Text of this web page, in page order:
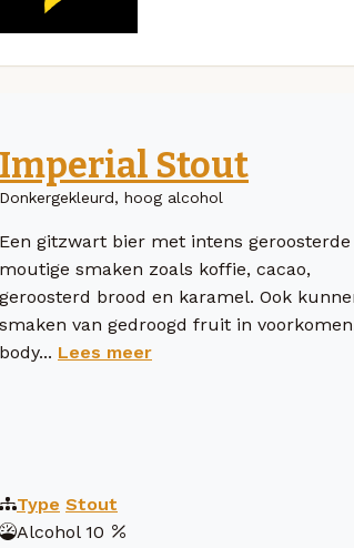
Imperial Stout
Donkergekleurd, hoog alcohol
Een gitzwart bier met intens geroosterde
moutige smaken zoals koffie, cacao,
geroosterd brood en karamel. Ook
smaken van gedroogd fruit in
body... Lees meer
Type Stout
Alcohol 10